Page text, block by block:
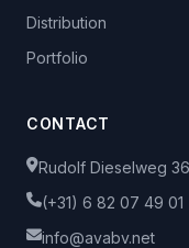
Distribution
Portfolio
CONTACT
Rudolf Dieselweg
(+31) 6 82 07 49 01
info@avabv.net